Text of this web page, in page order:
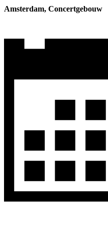
Amsterdam, Concertgebouw